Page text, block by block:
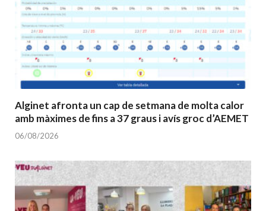
Alginet afronta un cap de setmana de molta calor
amb màximes de fins a 37 graus i avís groc d’AEMET
06/08/2026